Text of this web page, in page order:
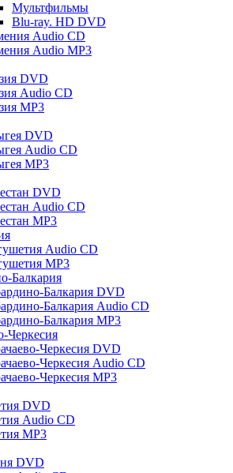
Мультфильмы
Blu-ray. HD DVD
Audio CD
Audio MP3
DVD
Audio CD
MP3
DVD
Audio CD
MP3
DVD
Audio CD
MP3
Audio CD
MP3
Балкария
Балкария DVD
Балкария Audio CD
Балкария MP3
Черкесия
Черкесия DVD
Черкесия Audio CD
Черкесия MP3
DVD
Audio CD
MP3
DVD